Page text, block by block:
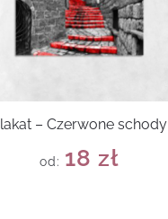
– Czerwone schody
od: 18zł